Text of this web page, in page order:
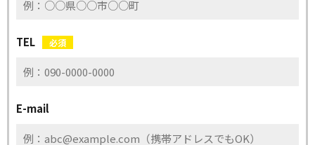
TEL 必須
E-mail